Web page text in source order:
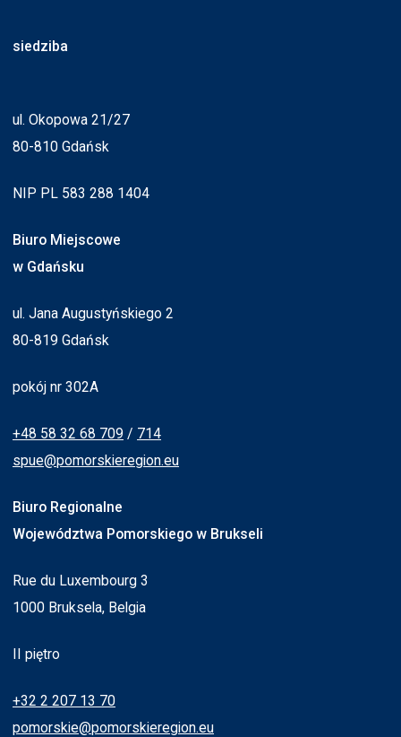
siedziba
ul. Okopowa 21/27
80-810 Gdańsk
NIP PL 583 288 1404
Biuro Miejscowe
w Gdańsku
ul. Jana Augustyńskiego 2
80-819 Gdańsk
pokój nr 302A
+48 58 32 68 709 / 714
spue@pomorskieregion.eu
Biuro Regionalne
Województwa Pomorskiego w Brukseli
Rue du Luxembourg 3
1000 Bruksela, Belgia
II piętro
+32 2 207 13 70
pomorskie@pomorskieregion.eu